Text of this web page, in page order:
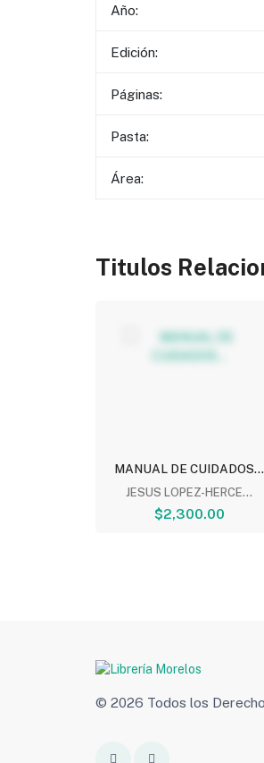
Año:
Edición:
Páginas:
Pasta:
Área:
Titulos
MANUAL DE CUIDADOS...
JESUS LOPEZ-HERCE...
$2,300.00
© 2026 Todos los